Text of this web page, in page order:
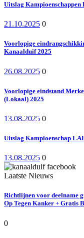
Uitslag Kampioenschappen
21.10.2025 0
Voorlopige
Kanaalduif 2025
26.08.2025 0
Voorlopige eindstand
(Lokaal) 2025
13.08.2025 0
Uitslag Kampioenschap
13.08.2025 0
Laatste Nieuws
Richtlijnen voor deelname
Op Tegen Kanker + Gratis
0